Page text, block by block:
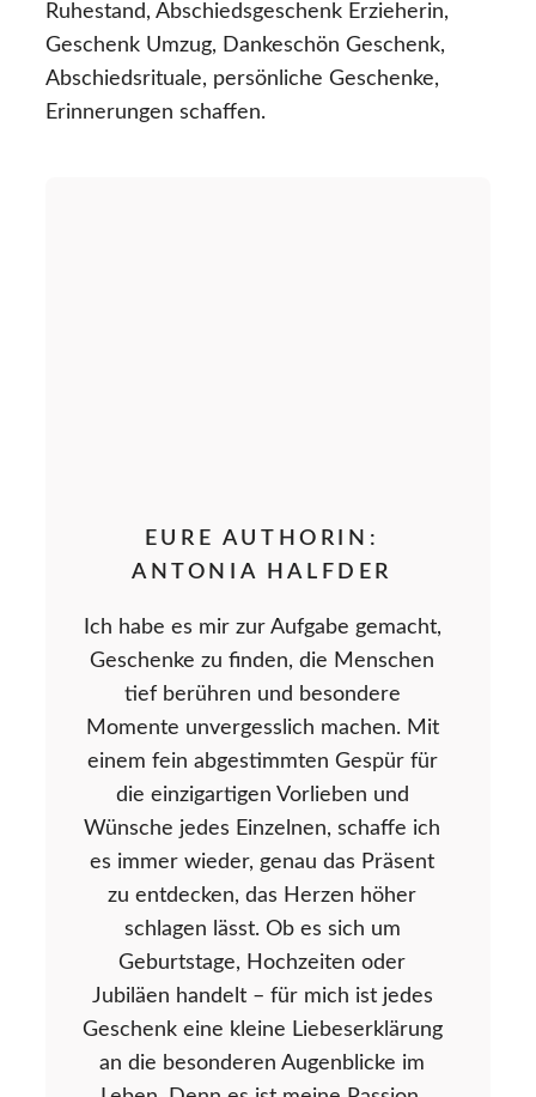
Ruhestand, Abschiedsgeschenk Erzieherin,
Geschenk Umzug, Dankeschön Geschenk,
Abschiedsrituale, persönliche Geschenke,
Erinnerungen schaffen.
EURE AUTHORIN:
ANTONIA HALFDER
Ich habe es mir zur Aufgabe gemacht,
Geschenke zu finden, die Menschen
tief berühren und besondere
Momente unvergesslich machen. Mit
einem fein abgestimmten Gespür für
die einzigartigen Vorlieben und
Wünsche jedes Einzelnen, schaffe ich
es immer wieder, genau das Präsent
zu entdecken, das Herzen höher
schlagen lässt. Ob es sich um
Geburtstage, Hochzeiten oder
Jubiläen handelt – für mich ist jedes
Geschenk eine kleine Liebeserklärung
an die besonderen Augenblicke im